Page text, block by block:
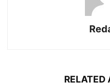
RELATED